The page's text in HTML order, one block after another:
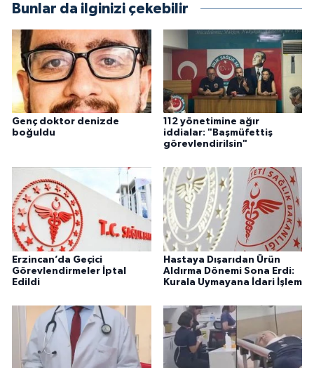
Bunlar da ilginizi çekebilir
Genç doktor denizde
boğuldu
112 yönetimine ağır
iddialar: "Başmüfettiş
görevlendirilsin"
Erzincan’da Geçici
Görevlendirmeler İptal
Edildi
Hastaya Dışarıdan Ürün
Aldırma Dönemi Sona Erdi:
Kurala Uymayana İdari İşlem